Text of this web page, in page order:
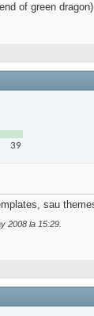
of green dragon)
39
sau
2008 la 15:29